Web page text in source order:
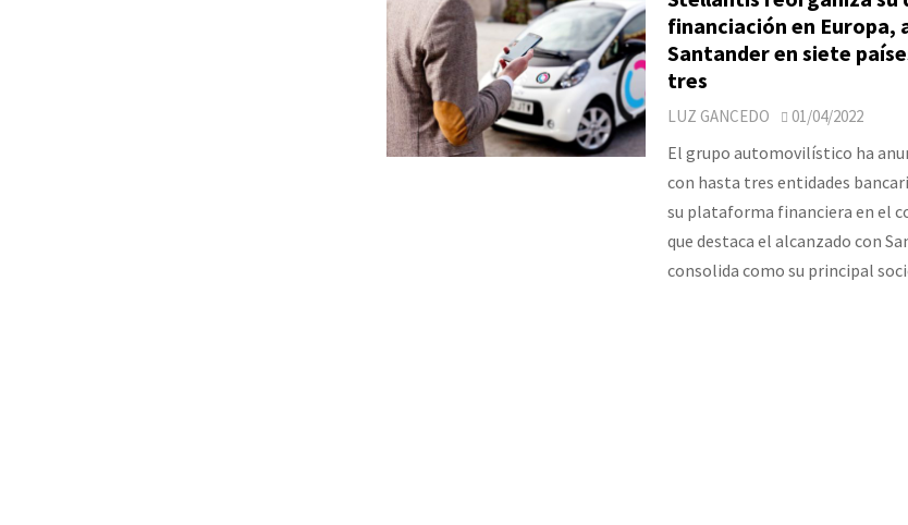
financiación en Europa,
Santander en siete
tres
LUZ GANCEDO 01/04/2022
El grupo automovilístico ha
con hasta tres entidades
su plataforma financiera en el
que destaca el alcanzado con
consolida como su principal